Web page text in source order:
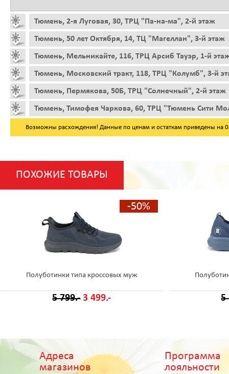
Тюмень, 2-я Луговая, 30, ТРЦ "Па-на-ма", 2-й этаж
Тюмень, 50 лет Октября, 14, ТЦ "Магеллан", 3-й этаж
Тюмень, Мельникайте, 116, ТРЦ Арсиб Тауэр, 1-й
Тюмень, Московский тракт, 118, ТРЦ "Колумб", 3-й
Тюмень, Пермякова, 50Б, ТРЦ "Солнечный", 2-й этаж
Тюмень, Тимофея Чаркова, 60, ТРЦ "Тюмень Сити
Возможны расхождения! Данные по ценам и остаткам приведены на
ПОХОЖИЕ ТОВАРЫ
-50%
Полуботинки типа кроссовых муж
5 799.- 3 499.- 5
Адреса
магазинов
Программа
лояльности